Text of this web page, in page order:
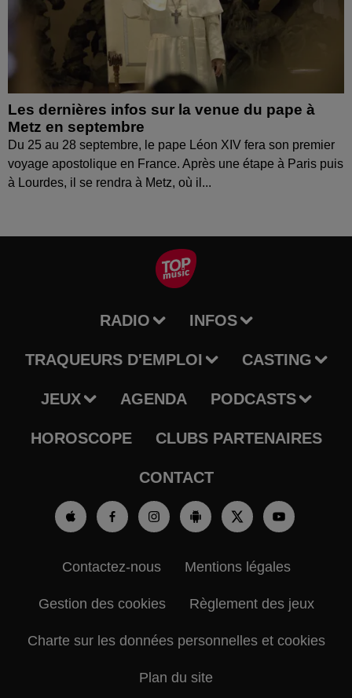
Les dernières infos sur la venue du pape à
Metz en septembre
Du 25 au 28 septembre, le pape Léon XIV fera son premier
voyage apostolique en France. Après une étape à Paris puis
à Lourdes, il se rendra à Metz, où il...
RADIO INFOS
TRAQUEURS D'EMPLOI CASTING
JEUX AGENDA PODCASTS
HOROSCOPE CLUBS PARTENAIRES
CONTACT
Contactez-nous Mentions légales
Gestion des cookies Règlement des jeux
Charte sur les données personnelles et cookies
Plan du site